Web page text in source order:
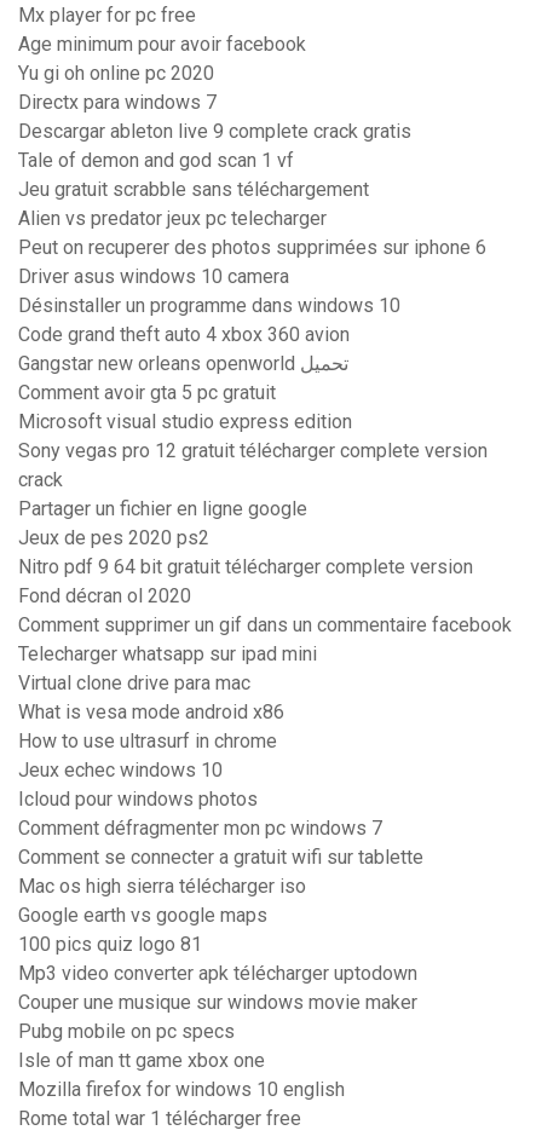
Mx player for pc free
Age minimum pour avoir facebook
Yu gi oh online pc 2020
Directx para windows 7
Descargar ableton live 9 complete crack gratis
Tale of demon and god scan 1 vf
Jeu gratuit scrabble sans téléchargement
Alien vs predator jeux pc telecharger
Peut on recuperer des photos supprimées sur iphone 6
Driver asus windows 10 camera
Désinstaller un programme dans windows 10
Code grand theft auto 4 xbox 360 avion
Gangstar new orleans openworld تحميل
Comment avoir gta 5 pc gratuit
Microsoft visual studio express edition
Sony vegas pro 12 gratuit télécharger complete version
crack
Partager un fichier en ligne google
Jeux de pes 2020 ps2
Nitro pdf 9 64 bit gratuit télécharger complete version
Fond décran ol 2020
Comment supprimer un gif dans un commentaire facebook
Telecharger whatsapp sur ipad mini
Virtual clone drive para mac
What is vesa mode android x86
How to use ultrasurf in chrome
Jeux echec windows 10
Icloud pour windows photos
Comment défragmenter mon pc windows 7
Comment se connecter a gratuit wifi sur tablette
Mac os high sierra télécharger iso
Google earth vs google maps
100 pics quiz logo 81
Mp3 video converter apk télécharger uptodown
Couper une musique sur windows movie maker
Pubg mobile on pc specs
Isle of man tt game xbox one
Mozilla firefox for windows 10 english
Rome total war 1 télécharger free